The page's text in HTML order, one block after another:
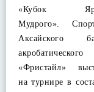
«Кубок
Мудрого».
Аксайского
акробатического
«Фристайл»
на турнире в